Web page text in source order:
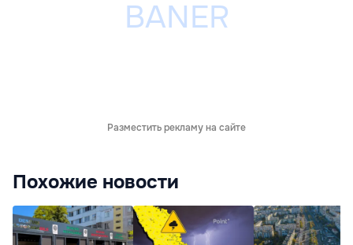
Разместить рекламу на сайте
Похожие новости